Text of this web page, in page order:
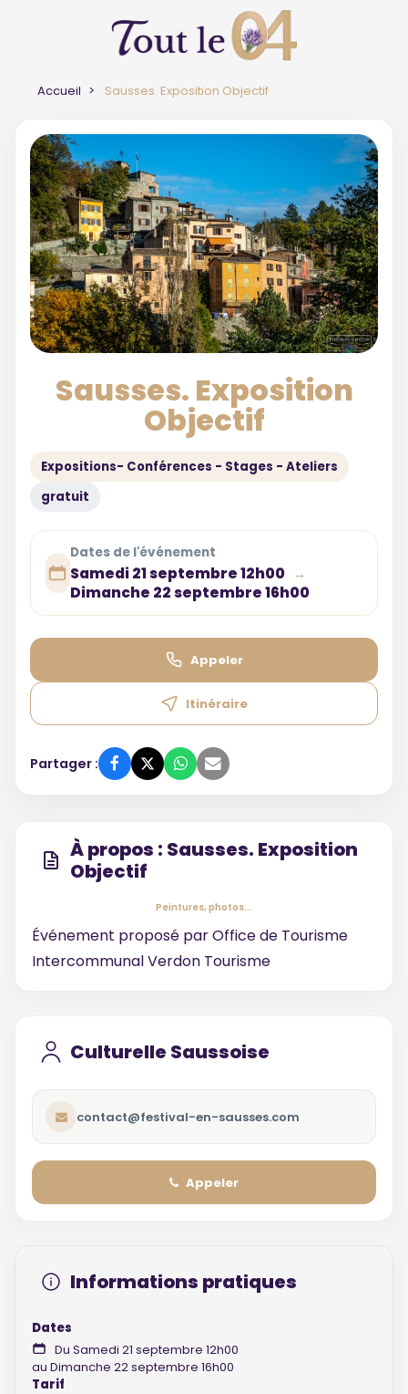
Accueil Sausses. Exposition Objectif
Sausses. Exposition
Objectif
Expositions- Conférences - Stages - Ateliers
gratuit
Dates de l'événement
Samedi 21 septembre 12h00 →
Dimanche 22 septembre 16h00
Appeler
Itinéraire
Partager :
À propos : Sausses. Exposition
Objectif
Peintures, photos...
Événement proposé parOffice de Tourisme
Intercommunal Verdon Tourisme
Culturelle Saussoise
contact@festival-en-sausses.com
Appeler
Informations pratiques
Dates
Du Samedi 21 septembre 12h00
au Dimanche 22 septembre 16h00
Tarif